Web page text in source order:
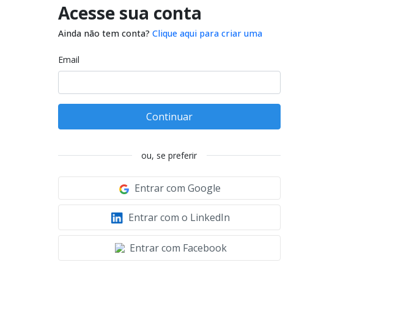
Acesse sua conta
Ainda não tem conta? Clique aqui para criar uma
Email
Continuar
ou, se preferir
Entrar com Google
Entrar com o LinkedIn
Entrar com Facebook